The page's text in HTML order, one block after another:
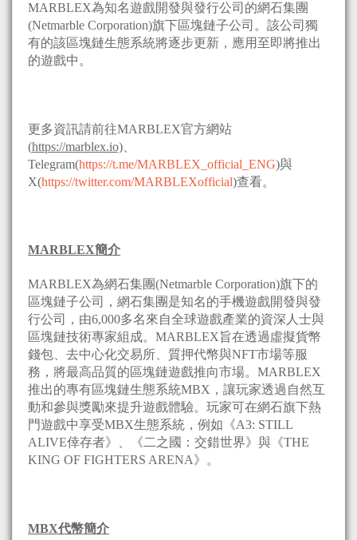
MARBLEX為知名遊戲開發與發行公司的網石集團
(Netmarble Corporation)旗下區塊鏈子公司。該公司獨
有的該區塊鏈生態系統將逐步更新，應用至即將推出
的遊戲中。
更多資訊請前往MARBLEX官方網站
(https://marblex.io)
Telegram(https://t.me/MARBLEX_official_ENG)與
X(https://twitter.com/MARBLEXofficial)查看。
MARBLEX簡介
MARBLEX為網石集團(Netmarble Corporation)旗下的
區塊鏈子公司，網石集團是知名的手機遊戲開發與發
行公司，由6,000多名來自全球遊戲產業的資深人士與
區塊鏈技術專家組成。MARBLEX旨在透過虛擬貨幣
錢包、去中心化交易所、質押代幣與NFT市場等服
務，將最高品質的區塊鏈遊戲推向市場。MARBLEX
推出的專有區塊鏈生態系統MBX，讓玩家透過自然互
動和參與獎勵來提升遊戲體驗。玩家可在網石旗下熱
門遊戲中享受MBX生態系統，例如《A3: STILL
ALIVE倖存者》、《二之國：交錯世界》與《THE
KING OF FIGHTERS ARENA》。
MBX代幣簡介